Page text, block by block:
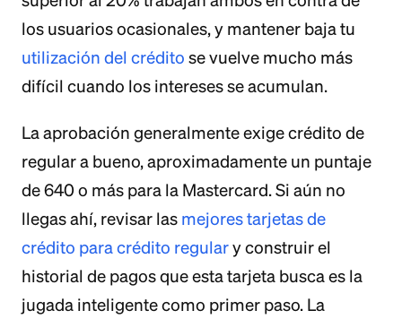
los usuarios ocasionales, y mantener baja tu
utilización del crédito se vuelve mucho más
difícil cuando los intereses se acumulan.
La aprobación generalmente exige crédito de
regular a bueno, aproximadamente un puntaje
de 640 o más para la Mastercard. Si aún no
llegas ahí, revisar las mejores tarjetas de
crédito para crédito regulary construir el
historial de pagos que esta tarjeta busca es la
jugada inteligente como primer paso. La